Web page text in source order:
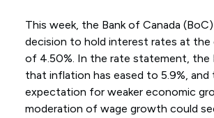
This week, the Bank of Canada
decision to hold interest rates at the
of 4.50%. In the rate statement, the
that inflation has eased to 5.9%, and
expectation for weaker economic
moderation of wage growth could